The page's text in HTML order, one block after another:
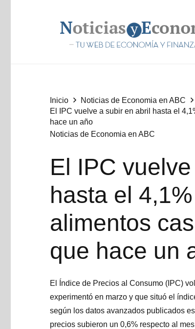
Inicio
Noticias de Economia en ABC
El IPC vuelve a subir en abril hasta el
hace un año
Noticias de Economia en ABC
El IPC
hasta el
alimentos
que hace un
El Índice de Precios al Consumo (IPC)
experimentó en marzo y que situó el
según los datos avanzados publicados
precios subieron un 0,6% respecto al